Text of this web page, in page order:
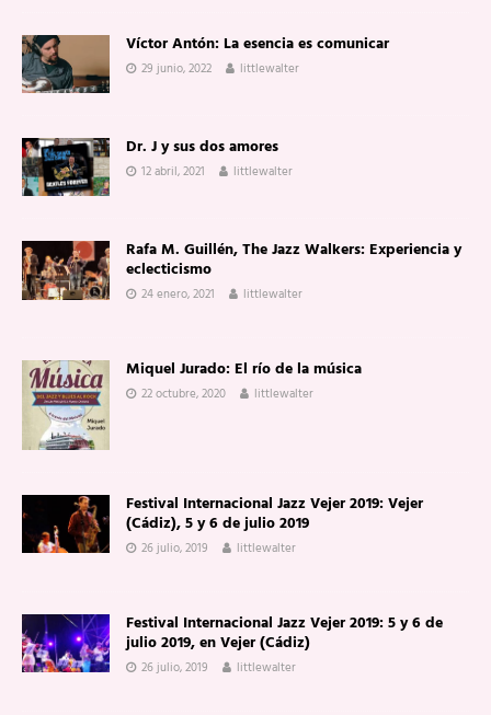
Víctor Antón: La esencia es comunicar
29 junio, 2022 littlewalter
Dr. J y sus dos amores
12 abril, 2021 littlewalter
Rafa M. Guillén, The Jazz Walkers: Experiencia y
eclecticismo
24 enero, 2021 littlewalter
Miquel Jurado: El río de la música
22 octubre, 2020 littlewalter
Festival Internacional Jazz Vejer 2019: Vejer
(Cádiz), 5 y 6 de julio 2019
26 julio, 2019 littlewalter
Festival Internacional Jazz Vejer 2019: 5 y 6 de
julio 2019, en Vejer (Cádiz)
26 julio, 2019 littlewalter